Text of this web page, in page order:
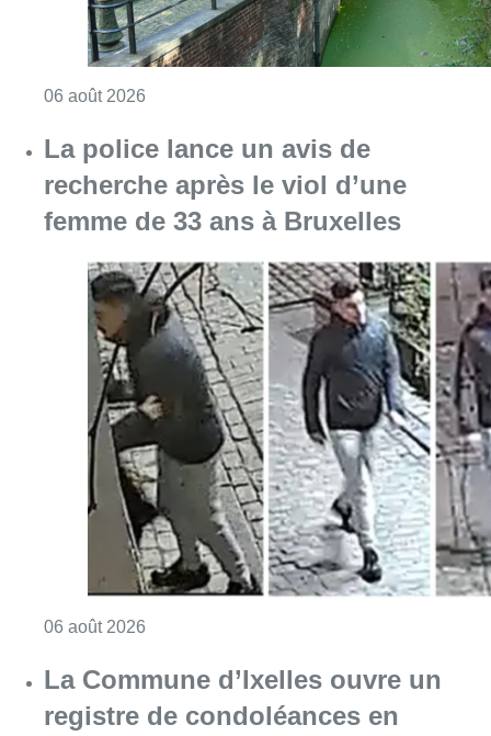
06 août 2026 Consulter l'article "La police lance un avis
La Commune d’Ixelles ouvre un
registre de condoléances en
mémoire de Jaswinder Singh,
commerçant tué lors d’un
braquage